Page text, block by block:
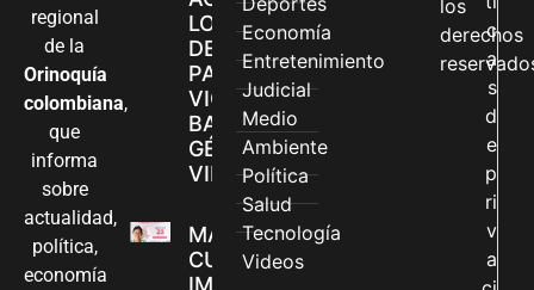
regional
de la
Orinoquía
colombiana,
que
informa
sobre
actualidad,
política,
economía
LOS CANALES
DE ATENCIÓN
PARA
VIOLENCIAS
BASADAS EN
GÉNERO EN
VILLAVICENCIO
MADRES
CUIDADORAS
IMPULSAN SUS
Economía
Entretenimiento
Judicial
Medio
Ambiente
Política
Salud
Tecnología
Videos
los
derechos
c
a
s
d
e
p
ri
v
a